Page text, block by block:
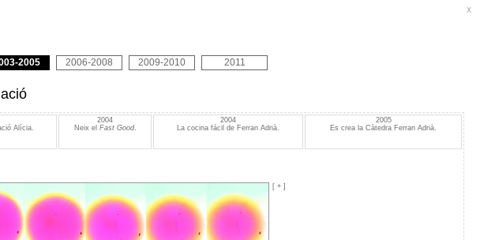
X
2005 2006-2008 2009-2010 2011
Alícia.
2004
Neix el Fast Good.
2004
La cocina fácil de Ferran Adrià.
2005
Es crea la Càtedra Ferran Adrià.
[ + ]